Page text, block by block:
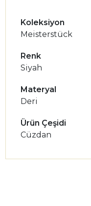
Koleksiyon
Meisterstück
Renk
Siyah
Materyal
Deri
Ürün Çeşidi
Cüzdan